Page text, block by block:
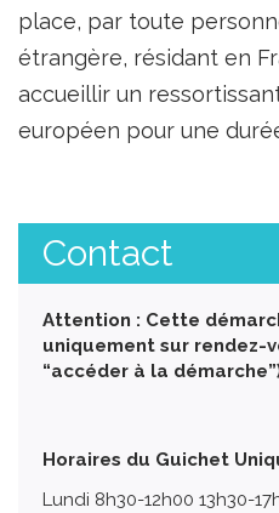
place, par toute
étrangère, résidant en
accueillir un
européen pour une
Contact
Attention : Cette
uniquement sur rendez-
“accéder à la
Horaires du Guichet
Lundi 8h30-12h00 13h30-